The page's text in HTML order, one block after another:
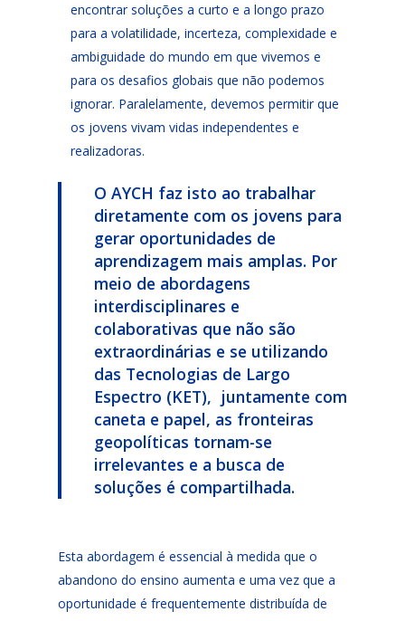
encontrar soluções a curto e a longo prazo
para a volatilidade, incerteza, complexidade e
ambiguidade do mundo em que vivemos e
para os desafios globais que não podemos
ignorar. Paralelamente, devemos permitir que
os jovens vivam vidas independentes e
realizadoras.
O AYCH faz isto ao trabalhar
diretamente com os jovens para
gerar oportunidades de
aprendizagem mais amplas. Por
meio de abordagens
interdisciplinares e
colaborativas que não são
extraordinárias e se utilizando
das Tecnologias de Largo
Espectro (KET), juntamente com
caneta e papel, as fronteiras
geopolíticas tornam-se
irrelevantes e a busca de
soluções é compartilhada.
Esta abordagem é essencial à medida que o
abandono do ensino aumenta e uma vez que a
oportunidade é frequentemente distribuída de